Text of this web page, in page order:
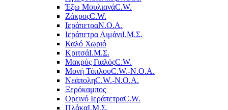
Έξω ΜουλιανάC.W.
ΖάκροςC.W.
ΙεράπετραΝ.Ο.Α.
Ιεράπετρα ΛιμάνιΙ.Μ.Σ.
Καλό Χωριό
ΚριτσάΙ.Μ.Σ.
Μακρύς ΓιαλόςC.W.
Μονή ΤόπλουC.W.-Ν.Ο.Α.
ΝεάποληC.W.-Ν.Ο.Α.
Ξερόκαμπος
Ορεινό ΙεράπετραC.W.
ΠλάκαΙ.Μ.Σ.